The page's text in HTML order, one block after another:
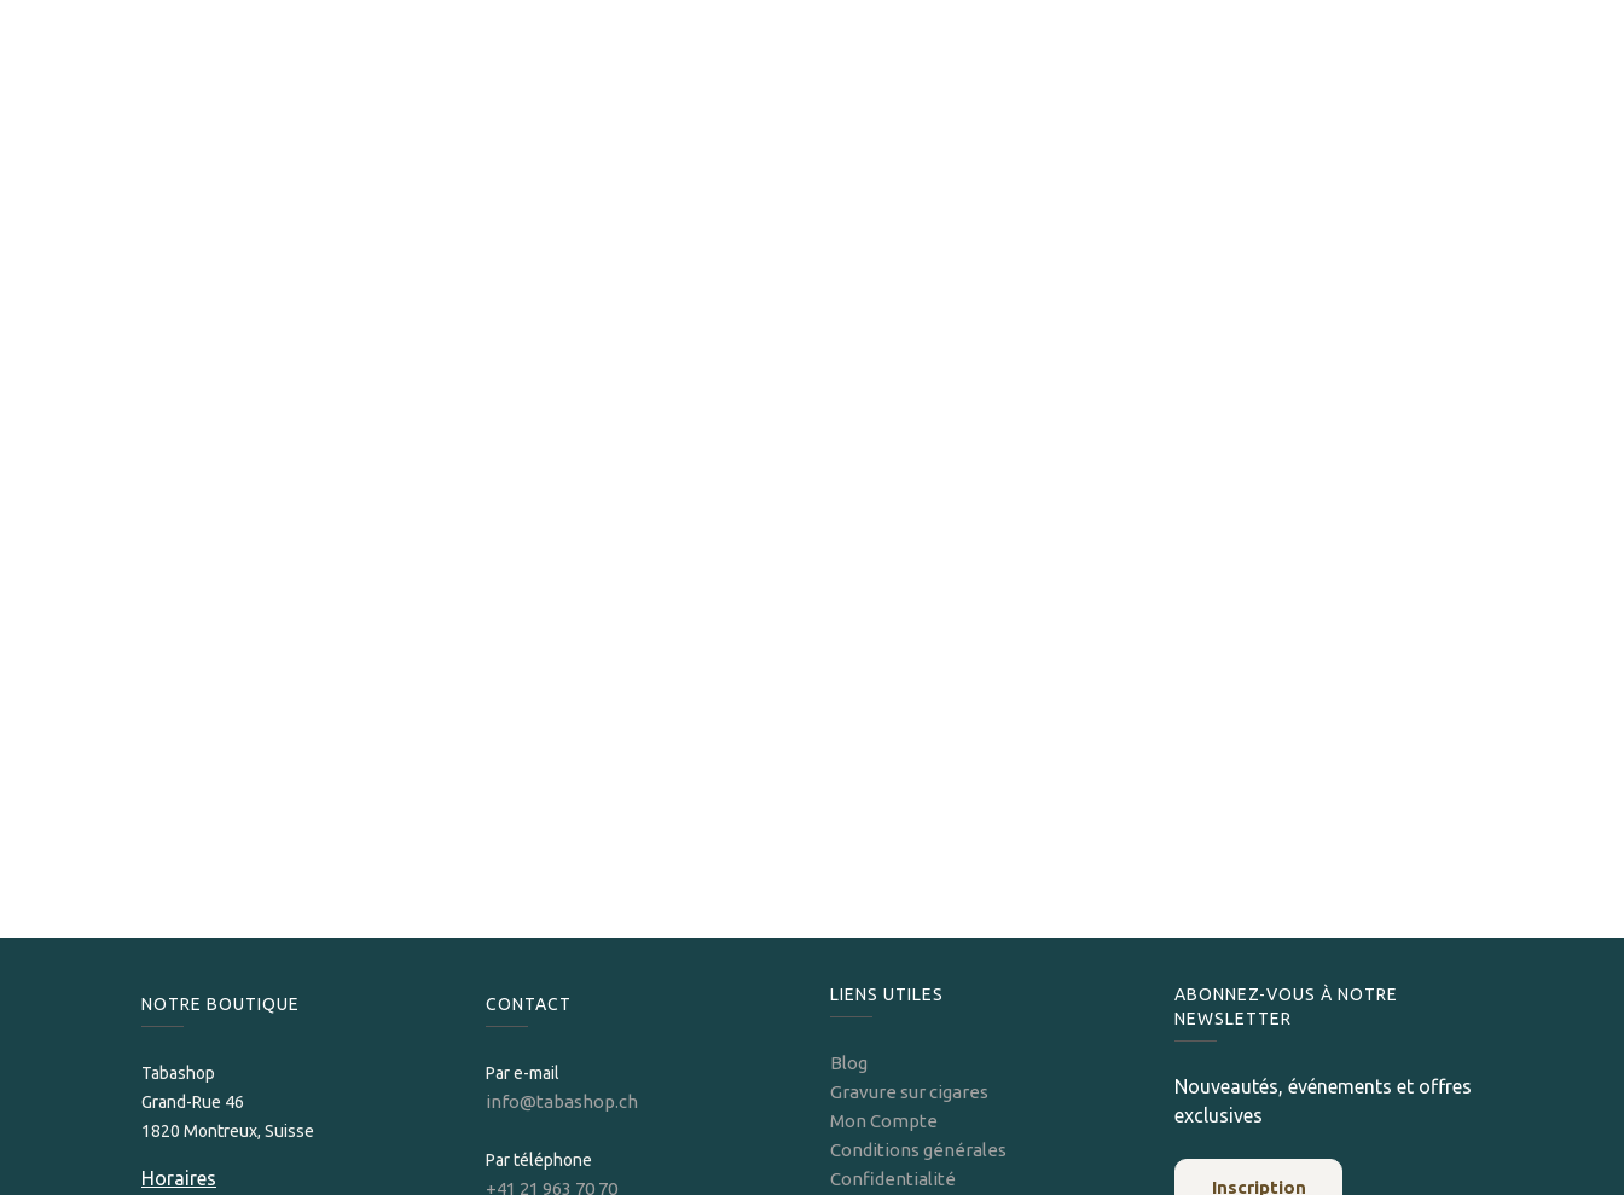
NOTRE BOUTIQUE
Tabashop
Grand-Rue 46
1820 Montreux, Suisse
Horaires
CONTACT
Par e-mail
info@tabashop.ch
Par téléphone
+41 21 963 70 70
LIENS UTILES
Blog
Gravure sur cigares
Mon Compte
Conditions générales
Confidentialité
ABONNEZ-VOUS À NOTRE
NEWSLETTER
Nouveautés, événements et offres
exclusives
Inscription